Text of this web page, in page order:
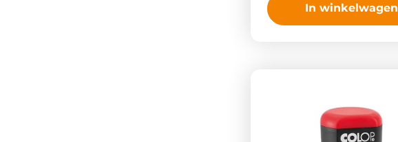
In winkelwagen